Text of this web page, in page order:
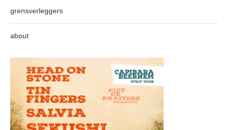
grensverleggers
about